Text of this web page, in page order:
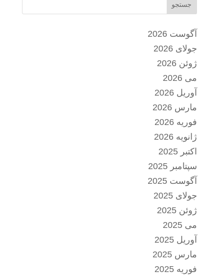
جستجو
آگوست 2026
جولای 2026
ژوئن 2026
می 2026
آوریل 2026
مارس 2026
فوریه 2026
ژانویه 2026
اکتبر 2025
سپتامبر 2025
آگوست 2025
جولای 2025
ژوئن 2025
می 2025
آوریل 2025
مارس 2025
فوریه 2025